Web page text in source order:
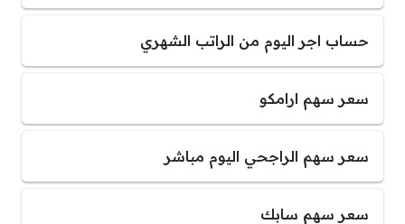
حساب اجر اليوم من الراتب الشهري
سعر سهم ارامكو
سعر سهم الراجحي اليوم مباشر
سعر سهم سابك